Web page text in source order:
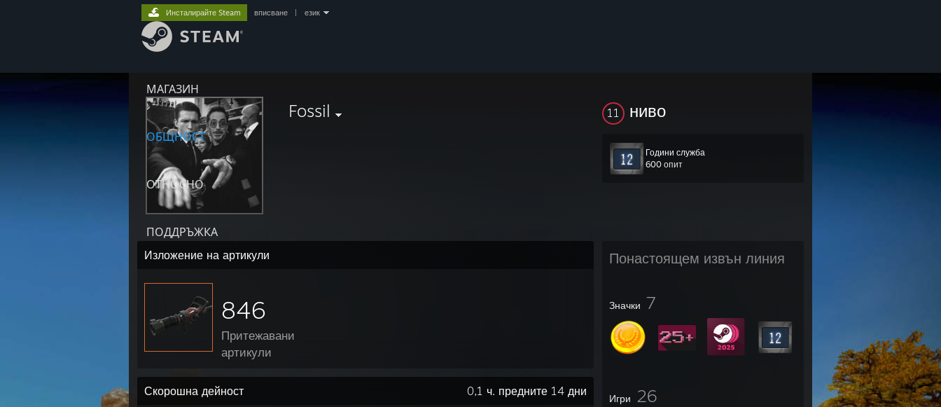
МАГАЗИН
ОБЩНОСТ
ОТНОСНО
ПОДДРЪЖКА
Инсталирайте Steam вписване език
Fossil 11 ниво
Години служба
600 опит
Понастоящем извън линия
Значки 7
Игри 26
Изложение на артикули
846
Притежавани
артикули
Скорошна дейност 0,1 ч. предните 14 дни